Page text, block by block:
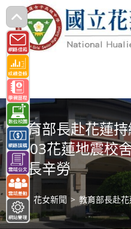
跳
轉
至
主
要
內
容 教育部長赴花蓮
0403花蓮地震校
師長辛勞
> 花女新聞 > 教育部長赴